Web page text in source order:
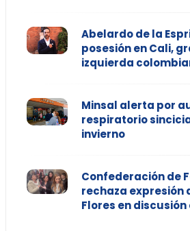
Abelardo de la
posesión en Cali,
izquierda
Minsal alerta por
respiratorio
invierno
Confederación de
rechaza expresión
Flores en